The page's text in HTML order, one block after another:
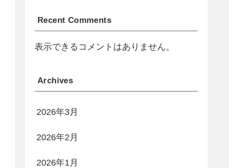
Recent Comments
表示できるコメントはありません。
Archives
2026年3月
2026年2月
2026年1月